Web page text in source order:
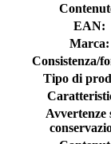
EAN:
Marca:
Consistenza/
Tipo di
Avvertenze